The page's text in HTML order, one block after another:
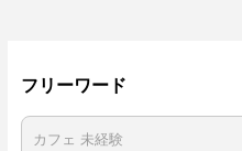
フリーワード